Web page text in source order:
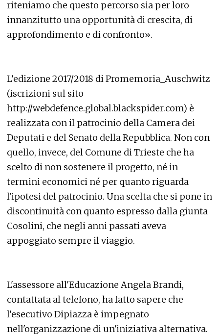
riteniamo che questo percorso sia per loro
innanzitutto una opportunità di crescita, di
approfondimento e di confronto».
L’edizione 2017/2018 di Promemoria_Auschwitz
(iscrizioni sul sito
http://webdefence.global.blackspider.com) è
realizzata con il patrocinio della Camera dei
Deputati e del Senato della Repubblica. Non con
quello, invece, del Comune di Trieste che ha
scelto di non sostenere il progetto, né in
termini economici né per quanto riguarda
l'ipotesi del patrocinio. Una scelta che si pone in
discontinuità con quanto espresso dalla giunta
Cosolini, che negli anni passati aveva
appoggiato sempre il viaggio.
L'assessore all'Educazione Angela Brandi,
contattata al telefono, ha fatto sapere che
l’esecutivo Dipiazza è impegnato
nell'organizzazione di un'iniziativa alternativa.